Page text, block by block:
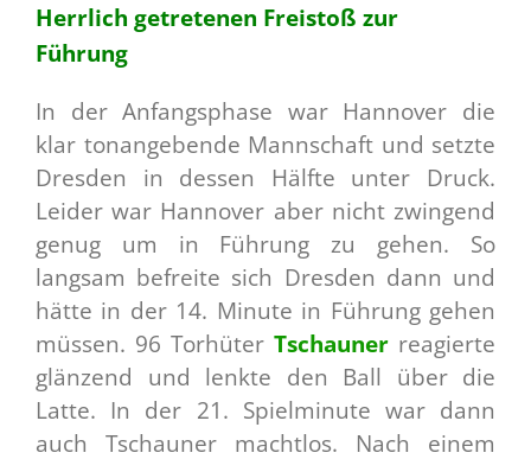
Herrlich getretenen Freistoß zur
Führung
In der Anfangsphase war Hannover die
klar tonangebende Mannschaft und setzte
Dresden in dessen Hälfte unter Druck.
Leider war Hannover aber nicht zwingend
genug um in Führung zu gehen. So
langsam befreite sich Dresden dann und
hätte in der 14. Minute in Führung gehen
müssen. 96 Torhüter Tschauner reagierte
glänzend und lenkte den Ball über die
Latte. In der 21. Spielminute war dann
auch Tschauner machtlos. Nach einem